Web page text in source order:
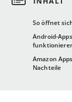
So öffnet
Android-
Amazon
Nachteile